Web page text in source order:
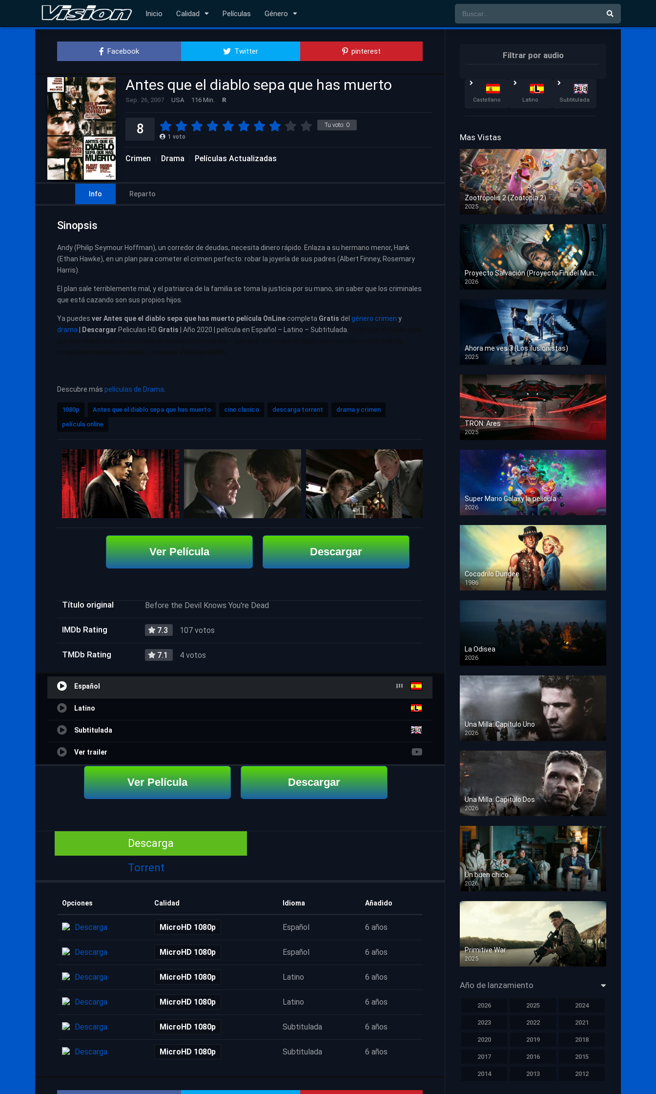
Inicio Calidad Películas Género
Facebook Twitter pinterest
Antes que el diablo sepa que has muerto
Sep. 26, 2007 USA 116 Min. R
Tu voto: 0
8 1 voto
Crimen Drama Películas Actualizadas
Info Reparto
Sinopsis
Andy (Philip Seymour Hoffman), un corredor de deudas, necesita dinero rápido. Enlaza a su hermano menor, Hank
(Ethan Hawke), en un plan para cometer el crimen perfecto: robar la joyería de sus padres (Albert Finney, Rosemary
Harris).
El plan sale terriblemente mal, y el patriarca de la familia se toma la justicia por su mano, sin saber que los criminales
que está cazando son sus propios hijos.
Ya puedes ver Antes que el diablo sepa que has muerto película OnLinecompleta Gratis del género crimen y
drama
Descargar Peliculas HD Gratis | Año 2020 | película en Español – Latino – Subtitulada.
Descubre más películas de Drama
1080p Antes que el diablo sepa que has muerto cine clasico descarga torrent
drama y crimen
película online
Ver Película Descargar
Título original Before the Devil Knows You're Dead
IMDb Rating 7.3 107 votos
TMDb Rating 7.1 4 votos
Español
Latino
Subtitulada
Ver trailer
Ver Película Descargar
Descarga
Torrent
Opciones Calidad Idioma Añadido
Descarga MicroHD 1080p Español 6 años
Descarga MicroHD 1080p Español 6 años
Descarga MicroHD 1080p Latino 6 años
Descarga MicroHD 1080p Latino 6 años
Descarga MicroHD 1080p Subtitulada 6 años
Descarga MicroHD 1080p Subtitulada 6 años
Filtrar por audio
Castellano Latino Subtitulada
Mas Vistas
Zootrópolis 2 (Zootopia 2)
2025
HD 1080p
Proyecto Salvación (Proyecto Fin del Mundo)
2026
HD 1080p
Ahora me ves 3 (Los ilusionistas)
2025
HD 1080p
TRON: Ares
2025
HD 1080p
Super Mario Galaxy la película
2026
HD 1080p
Cocodrilo Dundee
1986
HD 1080p
La Odisea
2026
TS Screener
Una Milla: Capítulo Uno
2026
HD 1080p
Una Milla: Capítulo Dos
2026
HD 1080p
Un buen chico
2026
HD 1080p
Primitive War
2025
HD 1080p
Año de lanzamiento
2026 2025 2024
2023 2022 2021
2020 2019 2018
2017 2016 2015
2014 2013 2012